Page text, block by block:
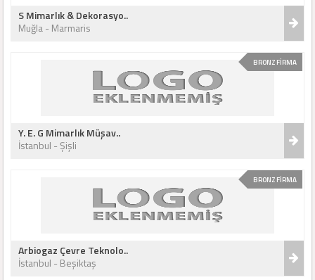
S Mimarlık & Dekorasyo..
Muğla - Marmaris
BRONZ FİRMA
Y. E. G Mimarlık Müşav..
İstanbul - Şişli
BRONZ FİRMA
Arbiogaz Çevre Teknolo..
İstanbul - Beşiktaş